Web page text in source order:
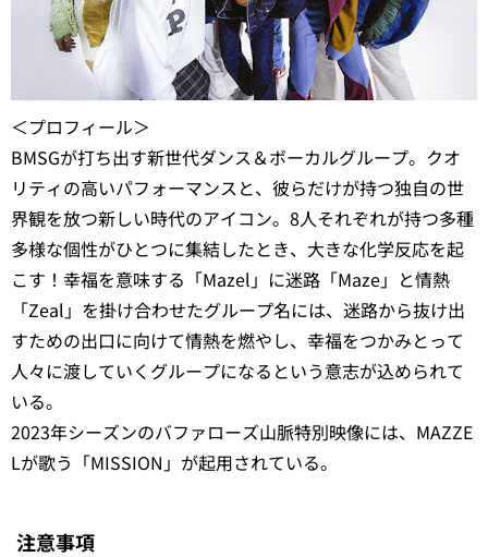
＜プロフィール＞
BMSGが打ち出す新世代ダンス＆ボーカルグループ。クオ
リティの高いパフォーマンスと、彼らだけが持つ独自の世
界観を放つ新しい時代のアイコン。8人それぞれが持つ多種
多様な個性がひとつに集結したとき、大きな化学反応を起
こす！幸福を意味する「Mazel」に迷路「Maze」と情熱
「Zeal」を掛け合わせたグループ名には、迷路から抜け出
すための出口に向けて情熱を燃やし、幸福をつかみとって
人々に渡していくグループになるという意志が込められて
いる。
2023年シーズンのバファローズ山脈特別映像には、MAZZE
Lが歌う「MISSION」が起用されている。
注意事項